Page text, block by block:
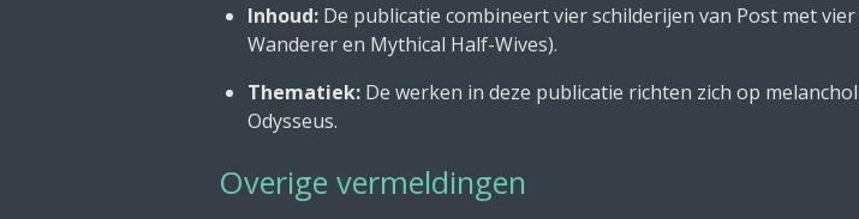
Inhoud: De publicatie combineert vier schilderijen van Post met
Wanderer en Mythical Half-Wives).
Thematiek: De werken in deze publicatie richten zich op
Odysseus.
Overige vermeldingen